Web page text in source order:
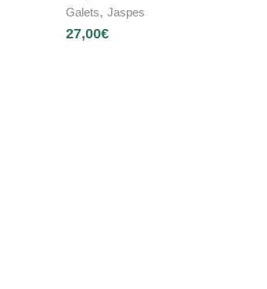
Galets,Jaspes
27,00€